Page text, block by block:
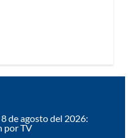
de agosto del 2026:
por TV